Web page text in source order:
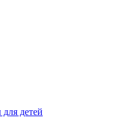
детей